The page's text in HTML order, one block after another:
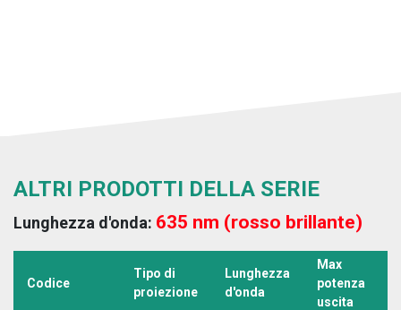
ALTRI PRODOTTI DELLA SERIE
Lunghezza d'onda: 635 nm (rosso brillante)
Codice
Tipo di
proiezione
Lunghezza
d'onda
Max
potenza
uscita